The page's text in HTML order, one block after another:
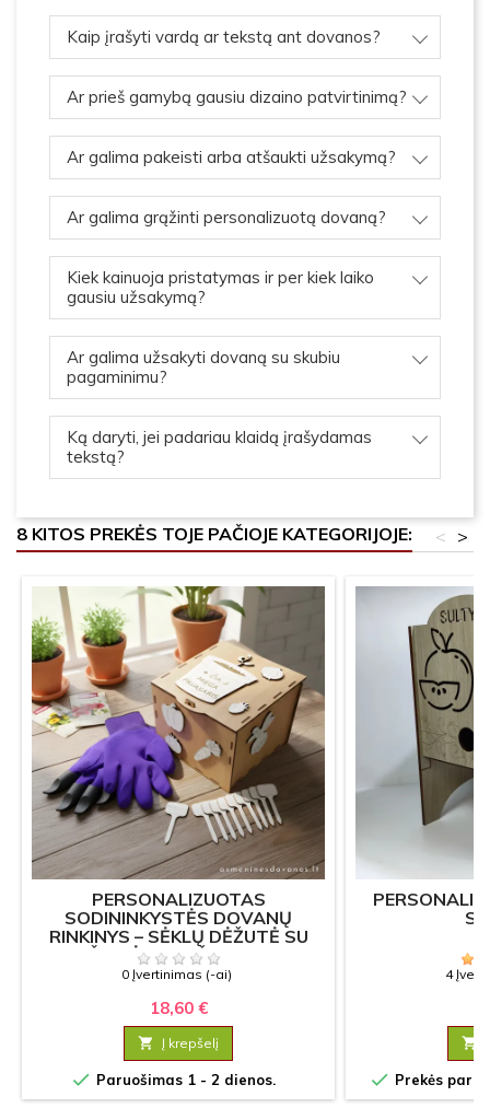
Kaip įrašyti vardą ar tekstą ant dovanos?
Ar prieš gamybą gausiu dizaino patvirtinimą?
Ar galima pakeisti arba atšaukti užsakymą?
Ar galima grąžinti personalizuotą dovaną?
Kiek kainuoja pristatymas ir per kiek laiko
gausiu užsakymą?
Ar galima užsakyti dovaną su skubiu
pagaminimu?
Ką daryti, jei padariau klaidą įrašydamas
tekstą?
8 KITOS PREKĖS TOJE PAČIOJE KATEGORIJOJE: >
<
PERSONALIZUOTAS
SODININKYSTĖS DOVANŲ
RINKINYS – SĖKLŲ DĖŽUTĖ SU
PIRŠTINĖMIS IR ŽYMEKLIAIS
0 Įvertinimas (-ai)
18,60 €
 Į krepšelį
 Paruošimas 1 - 2 dienos.
4

 Prekės